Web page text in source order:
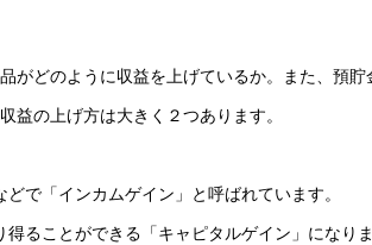
がどのように収益を上げているか。また、預貯
益の上げ方は大きく２つあります。
で「インカムゲイン」と呼ばれています。
ることができる「キャピタルゲイン」になりま